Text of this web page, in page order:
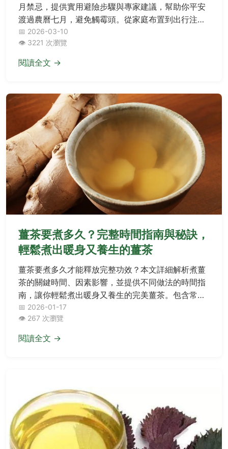
月禁忌，提供實用避險步驟與專家建議，幫助你平安
渡過農曆七月，避免觸霉頭。從家庭布置到出行注
意，完整覆蓋常見錯誤與解決方案。
📅 2026-03-10
👁️ 3221 次瀏覽
閱讀全文 →
薑茶要煮多久？完整時間指南與秘訣，
輕鬆煮出暖身又養生的薑茶
薑茶要煮多久才能釋放完整功效？本文詳細解析煮薑
茶的關鍵時間、因素影響，並提供不同做法的時間指
南，讓你輕鬆煮出暖身又養生的完美薑茶。包含常見
問題解答與專業技巧，一次解決所有煮薑茶的疑惑。
📅 2026-01-17
👁️ 267 次瀏覽
閱讀全文 →